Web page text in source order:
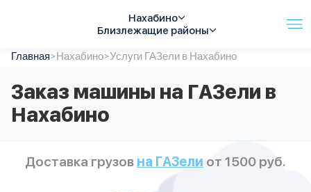
Нахабино
Близлежащие районы
Услуги
Автопарк
Тарифы
Акции
Контакты
Главная>Нахабино>Услуги ГАЗели в Нахабино
Заказ машины на ГАЗели в
Нахабино
Доставка грузов на ГАЗели от 1500 руб.